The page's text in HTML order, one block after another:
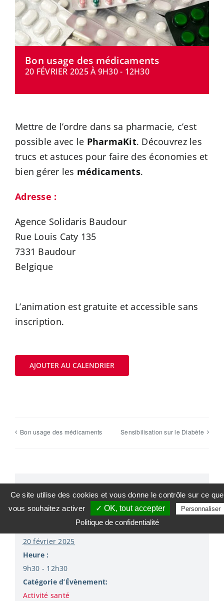
CONTACT
Bon usage des médicaments
20 FÉVRIER 2025 À 9H30- 12H30
Mettre de l’ordre dans sa pharmacie, c’est
possible avec le PharmaKit. Découvrez les
trucs et astuces pour faire des économies et
bien gérer les médicaments.
Adresse :
Agence Solidaris Baudour
Rue Louis Caty 135
7331 Baudour
Belgique
L’animation est gratuite et accessible sans
inscription.
AJOUTER AU CALENDRIER
Bon usage des médicaments Sensibilisation sur le Diabète
Détails
20 février 2025
Heure :
9h30 - 12h30
Catégorie d’Évènement:
Activité santé
Ce site utilise des cookies et vous donne le contrôle sur ce que
vous souhaitez activer
✓ OK, tout accepter Personnaliser
Politique de confidentialité